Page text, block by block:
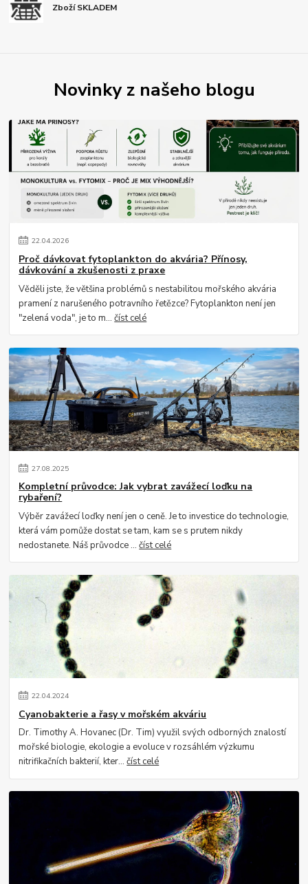
Zboží SKLADEM
Novinky z našeho blogu
22.04.2026
Proč dávkovat fytoplankton do akvária? Přínosy,
dávkování a zkušenosti z praxe
Věděli jste, že většina problémů s nestabilitou mořského akvária
pramení z narušeného potravního řetězce? Fytoplankton není jen
"zelená voda", je to m...číst celé
27.08.2025
Kompletní průvodce: Jak vybrat zavážecí loďku na
rybaření?
Výběr zavážecí loďky není jen o ceně. Je to investice do technologie,
která vám pomůže dostat se tam, kam se s prutem nikdy
nedostanete. Náš průvodce ...číst celé
22.04.2024
Cyanobakterie a řasy v mořském akváriu
Dr. Timothy A. Hovanec (Dr. Tim) využil svých odborných znalostí
mořské biologie, ekologie a evoluce v rozsáhlém výzkumu
nitrifikačních bakterií, kter...číst celé